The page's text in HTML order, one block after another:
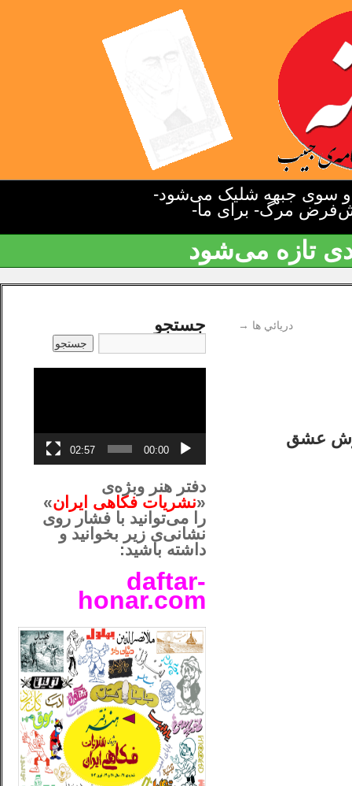
سوی جبهه شلیک می‌شود-
مرگ- برای ما-
تازه می‌شود
دريائي ها →
عشق
جستجو
00:00
02:57
دفتر هنر وبژه‌ی
«نشریات فکاهی ایران»
را می‌توانید با فشار روی
نشانی‌ی زیر بخوانید و
داشته باشید:
daftar-
honar.com